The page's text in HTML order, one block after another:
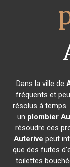
Dans la ville de
fréquents et
résolus à
un plombier
résoudre ces
Auterive peut
que des fuites
toilettes